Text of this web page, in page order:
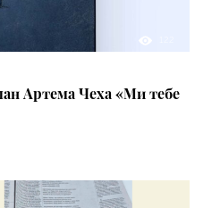
Артема Чеха «Ми тебе